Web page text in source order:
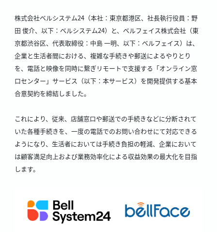
株式会社ベルシステム24（本社：東京都港区、社長執行役員：野
田 俊介、以下：ベルシステム24）と、ベルフェイス株式会社（東
京都渋谷区、代表取締役：中島 一明、以下：ベルフェイス）は、
企業と生活者間における、複雑な手続きや郵送によるやりとり
を、電話と映像を同時に繋ぎリモートで支援する「オンライン窓
口センター」サービス（以下：本サービス）を開発提供する基本
合意契約を締結しました。
これにより、従来、店舗窓口や郵送での手続きなどに分断されて
いた各種手続きを、一度の電話でのお問い合わせにて対応できる
ようになり、生活者においては手続き負担の軽減、企業において
は顧客満足向上および業務効率化による収益効果の最大化を目指
します。